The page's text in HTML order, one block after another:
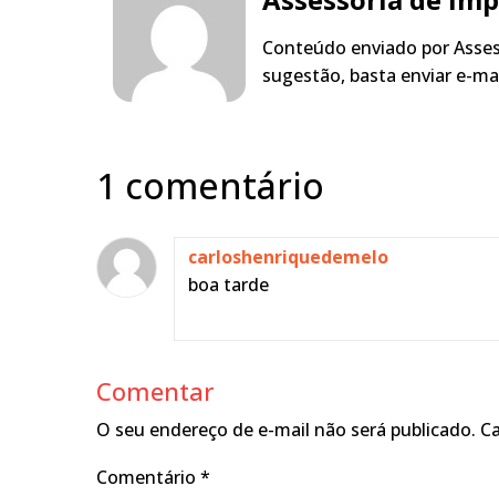
Conteúdo enviado por
sugestão, basta enviar e-
1 comentário
carloshenriquedemelo
boa tarde
Comentar
O seu endereço de e-mail não será publicado.
Comentário *